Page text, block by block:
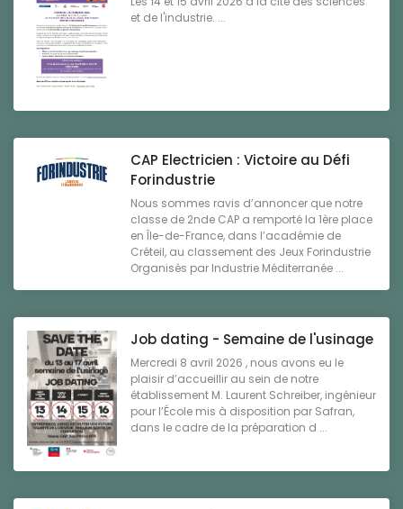
et de l'industrie. ...
CAP Electricien : Victoire au Défi
Forindustrie
Nous sommes ravis d’annoncer que notre
classe de 2nde CAP a remporté la 1ère place
en Île-de-France, dans l’académie de
Créteil, au classement des Jeux Forindustrie
Organisés par Industrie Méditerranée ...
Job dating - Semaine de l'usinage
Mercredi 8 avril 2026 , nous avons eu le
plaisir d’accueillir au sein de notre
établissement M. Laurent Schreiber, ingénieur
pour l’École mis à disposition par Safran,
dans le cadre de la préparation d ...